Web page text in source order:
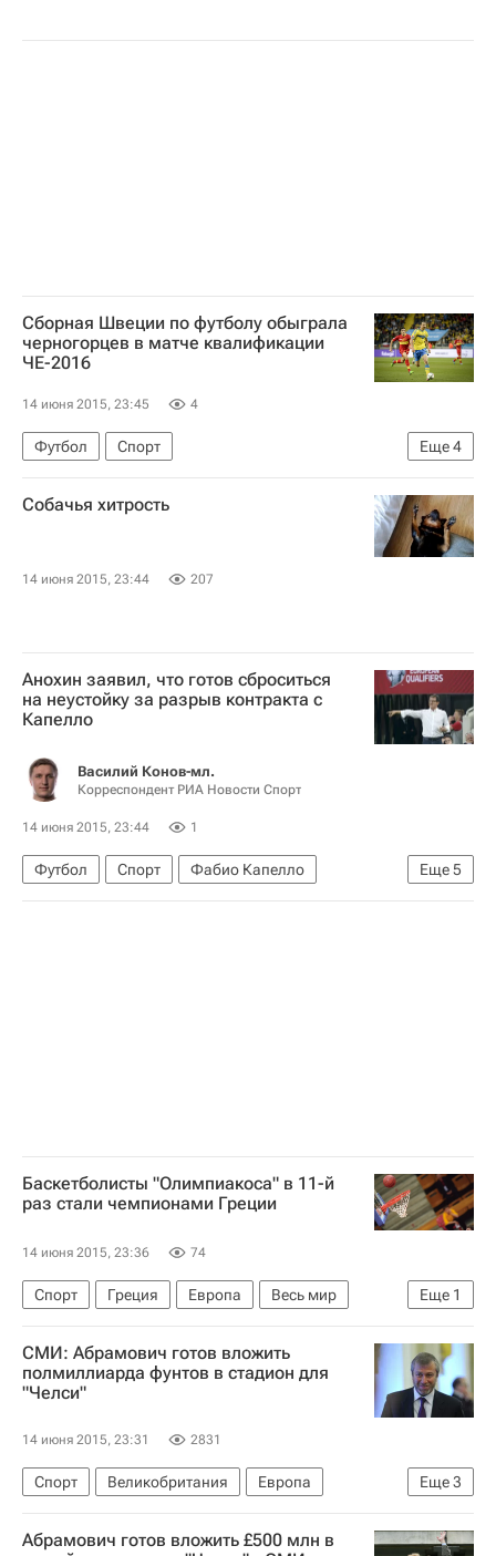
Сборная Швеции по футболу обыграла
черногорцев в матче квалификации
ЧЕ-2016
14 июня 2015, 23:45 4
Еще4
Футбол
Спорт
Евро-2020 (отборочный турнир)
Швеция
Черногория
Златан Ибрагимович
Собачья хитрость
14 июня 2015, 23:44 207
Анохин заявил, что готов сброситься
на неустойку за разрыв контракта с
Капелло
Василий Конов-мл.
Корреспондент РИА Новости Спорт
14 июня 2015, 23:44 1
Еще5
Футбол Спорт
Фабио Капелло
Российский футбольный союз (РФС)
Баскетболисты "Олимпиакоса" в 11-й
раз стали чемпионами Греции
14 июня 2015, 23:36 74
Еще 1
Спорт Греция Европа
Весь мир
Олимпиакос (Пирей)
СМИ: Абрамович готов вложить
полмиллиарда фунтов в стадион для
"Челси"
14 июня 2015, 23:31 2831
Еще3
Спорт Великобритания
Европа
Весь мир
Роман Абрамович Челси
Абрамович готов вложить £500 млн в